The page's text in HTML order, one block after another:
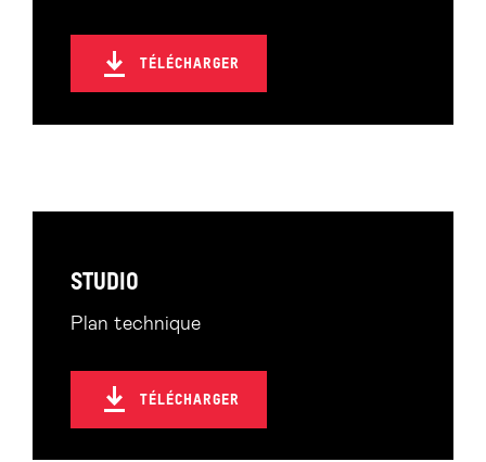
TÉLÉCHARGER
STUDIO
Plan technique
TÉLÉCHARGER